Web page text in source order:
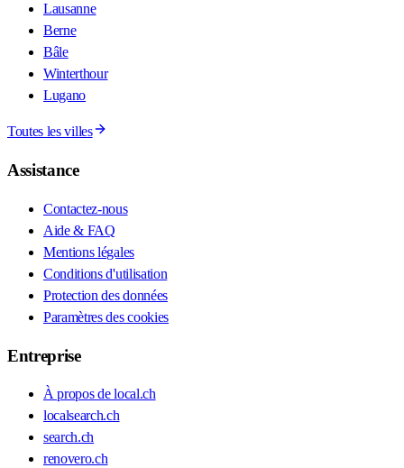
Lausanne
Berne
Bâle
Winterthour
Lugano
Toutes les villes
Assistance
Contactez-nous
Aide & FAQ
Mentions légales
Conditions d'utilisation
Protection des données
Paramètres des cookies
Entreprise
À propos de local.ch
localsearch.ch
search.ch
renovero.ch